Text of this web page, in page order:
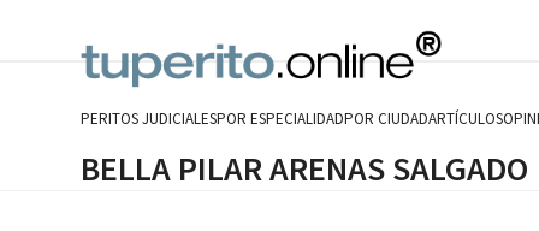
PERITOS JUDICIALESPOR ESPECIALIDADPOR CIUDADARTÍCULOS
BELLA PILAR ARENAS SALGADO